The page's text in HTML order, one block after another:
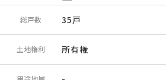
総戸数 35戸
土地権利 所有権